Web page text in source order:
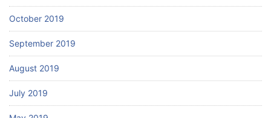
October 2019
September 2019
August 2019
July 2019